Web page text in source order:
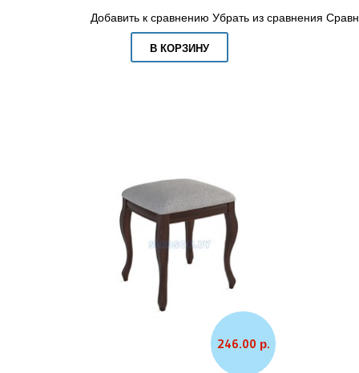
Добавить к сравнению Убрать из сравнения
В КОРЗИНУ
246.00 р.